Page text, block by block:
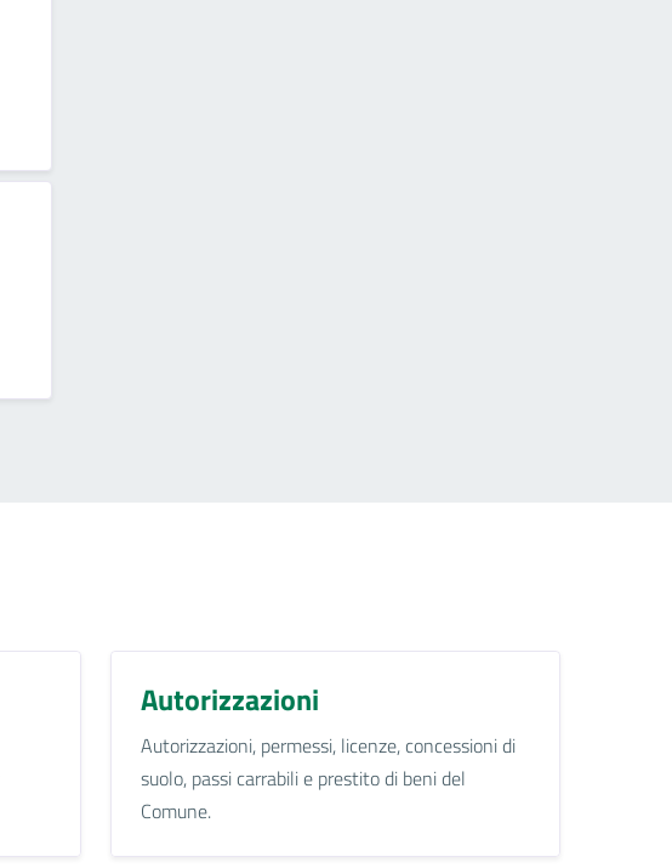
Autorizzazioni
Autorizzazioni, permessi, licenze, concessioni di
suolo, passi carrabili e prestito di beni del
Comune.